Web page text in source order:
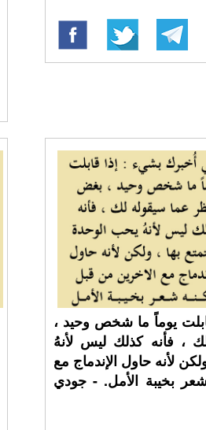
يوماً ما شخص وحيد ،
، فأنه كذلك ليس لأنهُ
لأنه حاول الإندماج مع
بخيبة الأمل. - جودي